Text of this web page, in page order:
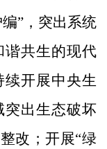
”，突出系统
共生的现代
开展中央生
突出生态破坏
改；开展“绿